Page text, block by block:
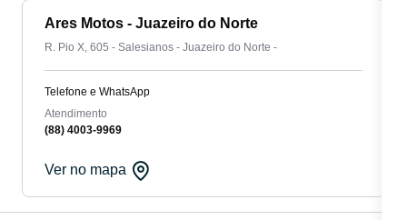
Ares Motos - Juazeiro do Norte
R. Pio X, 605 - Salesianos - Juazeiro do Norte -
Telefone e WhatsApp
Atendimento
(88) 4003-9969
Ver no mapa